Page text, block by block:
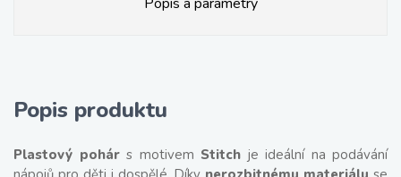
Popis produktu
Plastový pohárs motivem Stitch je ideální na podávání